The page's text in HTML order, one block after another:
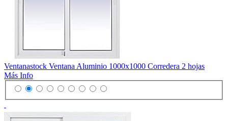
Ventanastock Ventana Aluminio 1000x1000 Corredera 2 hojas
Más Info